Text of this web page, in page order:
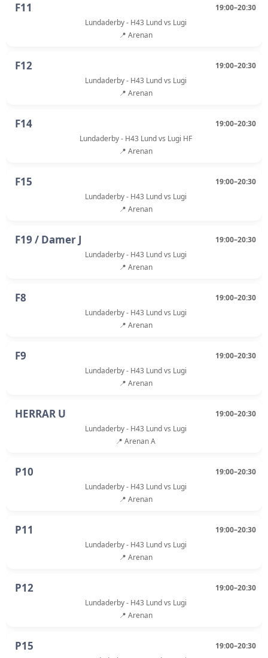
F11
19:00–20:30
Lundaderby - H43 Lund vs Lugi
📍 Arenan
F12
19:00–20:30
Lundaderby - H43 Lund vs Lugi
📍 Arenan
F14
19:00–20:30
Lundaderby - H43 Lund vs Lugi HF
📍 Arenan
F15
19:00–20:30
Lundaderby - H43 Lund vs Lugi
📍 Arenan
F19 / Damer J
19:00–20:30
Lundaderby - H43 Lund vs Lugi
📍 Arenan
F8
19:00–20:30
Lundaderby - H43 Lund vs Lugi
📍 Arenan
F9
19:00–20:30
Lundaderby - H43 Lund vs Lugi
📍 Arenan
HERRAR U
19:00–20:30
Lundaderby - H43 Lund vs Lugi
📍 Arenan A
P10
19:00–20:30
Lundaderby - H43 Lund vs Lugi
📍 Arenan
P11
19:00–20:30
Lundaderby - H43 Lund vs Lugi
📍 Arenan
P12
19:00–20:30
Lundaderby - H43 Lund vs Lugi
📍 Arenan
P15
19:00–20:30